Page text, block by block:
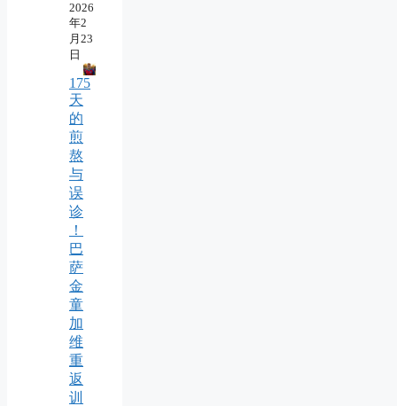
2026
年2
月23
日
175
天
的
煎
熬
与
误
诊
！
巴
萨
金
童
加
维
重
返
训